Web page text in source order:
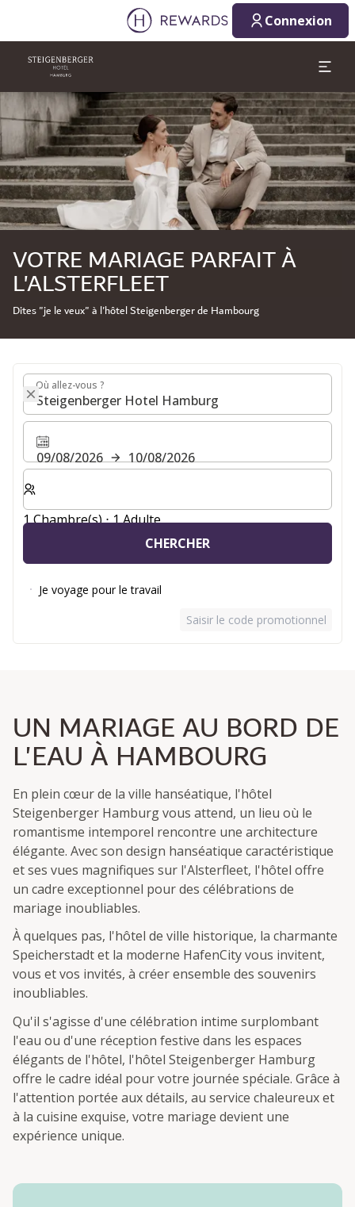
Connexion
Diapositive 1 de 1
VOTRE MARIAGE PARFAIT À
L'ALSTERFLEET
Dites "je le veux" à l'hôtel Steigenberger de Hambourg
10/08/2026
1 Chambre(s) ⋅ 1 Adulte
Où allez-vous ?
Où allez-vous ?
09/08/2026
10/08/2026
Sélectionnez le nombre de chambres et d'invités pour
1 Chambre(s) ⋅ 1 Adulte
CHERCHER
Je voyage pour le travail
Saisir le code promotionnel
UN MARIAGE AU BORD DE
L'EAU À HAMBOURG
En plein cœur de la ville hanséatique, l'hôtel
Steigenberger Hamburg vous attend, un lieu où le
romantisme intemporel rencontre une architecture
élégante. Avec son design hanséatique caractéristique
et ses vues magnifiques sur l'Alsterfleet, l'hôtel offre
un cadre exceptionnel pour des célébrations de
mariage inoubliables.
À quelques pas, l'hôtel de ville historique, la charmante
Speicherstadt et la moderne HafenCity vous invitent,
vous et vos invités, à créer ensemble des souvenirs
inoubliables.
Qu'il s'agisse d'une célébration intime surplombant
l'eau ou d'une réception festive dans les espaces
élégants de l'hôtel, l'hôtel Steigenberger Hamburg
offre le cadre idéal pour votre journée spéciale. Grâce à
l'attention portée aux détails, au service chaleureux et
à la cuisine exquise, votre mariage devient une
expérience unique.